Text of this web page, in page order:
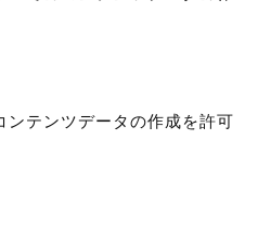
テンツデータの作成を許可